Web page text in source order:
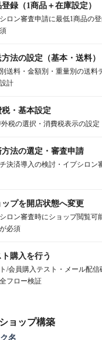
録（1商品＋在庫設定）
ロン審査申請に最低1商品の
法の設定（基本・送料）
送料・金額別・重量別の送料
計
税・基本設定
外税の選択・消費税表示の設定
方法の選定・審査申請
決済導入の検討・イプシロン
ップを開店状態へ変更
ロン審査時にショップ閲覧可
必須
ト購入を行う
/会員購入テスト・メール配信
フロー検証
ショップ構築
名